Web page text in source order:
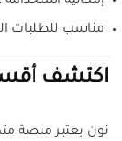
مناسب للطلبات
اكتشف
نون يعتبر منصة